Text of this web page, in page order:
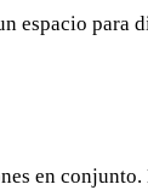
espacio
en